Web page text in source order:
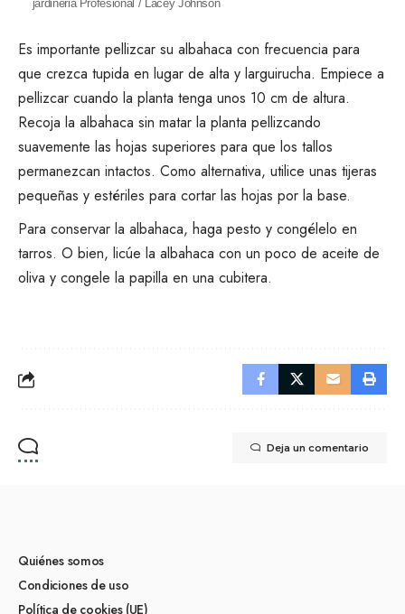
jardineria Profesional / Lacey Johnson
Es importante pellizcar su albahaca con frecuencia para
que crezca tupida en lugar de alta y larguirucha. Empiece a
pellizcar cuando la planta tenga unos 10 cm de altura.
Recoja la albahaca sin matar la planta pellizcando
suavemente las hojas superiores para que los tallos
permanezcan intactos. Como alternativa, utilice unas tijeras
pequeñas y estériles para cortar las hojas por la base.
Para conservar la albahaca, haga pesto y congélelo en
tarros. O bien, licúe la albahaca con un poco de aceite de
oliva y congele la papilla en una cubitera.
Deja un comentario
Quiénes somos
Condiciones de uso
Política de cookies (UE)